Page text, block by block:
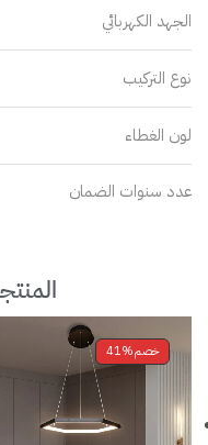
الجهد الكهربائي
نوع التركيب
لون الغطاء
عدد سنوات الضمان
خصم41%